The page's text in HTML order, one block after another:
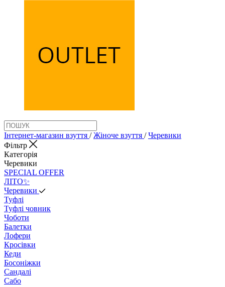
Інтернет-магазин взуття / Жіноче взуття / Черевики
Фільтр
Категорія
Черевики
SPECIAL OFFER
ЛІТО✨
Черевики
Туфлі
Туфлі човник
Чоботи
Балетки
Лофери
Кросівки
Кеди
Босоніжки
Сандалі
Сабо